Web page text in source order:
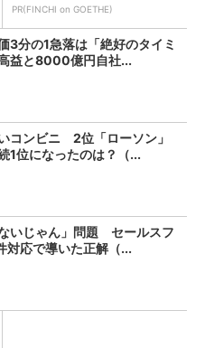
PR(FINCHI on GOETHE)
3分の1急落は「絶好のタイミ
益と8000億円自社...
コンビニ 2位「ローソン」
1位になったのは？（...
ないじゃん」問題 セールスフ
対応で導いた正解（...